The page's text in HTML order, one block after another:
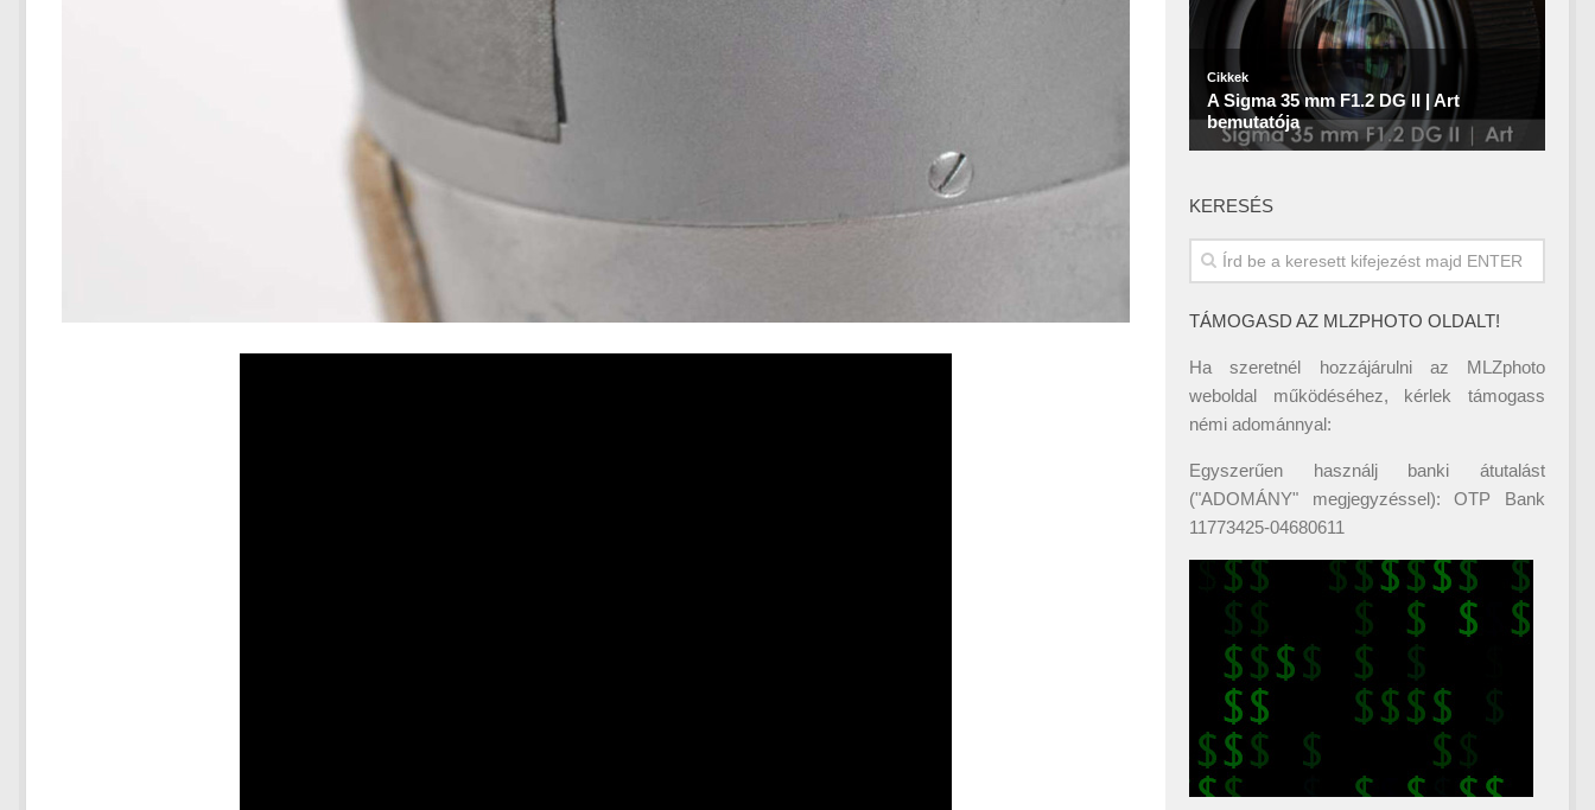
KERESÉS
TÁMOGASD AZ MLZPHOTO OLDALT!
Ha szeretnél hozzájárulni az MLZphoto
weboldal működéséhez, kérlek támogass
némi adománnyal:
Egyszerűen használj banki átutalást
("ADOMÁNY" megjegyzéssel): OTP Bank
11773425-04680611